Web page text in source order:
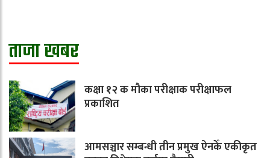
ताजा खबर
कक्षा १२ क मौका परीक्षाक परीक्षाफल
प्रकाशित
आमसञ्चार सम्बन्धी तीन प्रमुख ऐनकेँ एकीकृत